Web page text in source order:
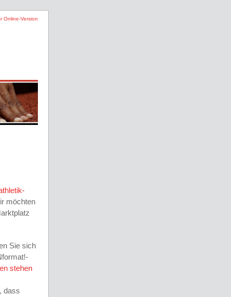
Online-Version
möchten
Sie sich
stehen
dass